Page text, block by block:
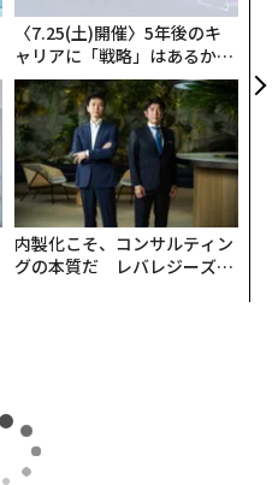
〈7.25(土)開催〉5年後のキ
ャリアに「戦略」はあるか。
トップエグゼクティブのキャ
リアに触れる1日│CAREER S
UMMIT 2026
内製化こそ、コンサルティン
グの本質だ レバレジーズが